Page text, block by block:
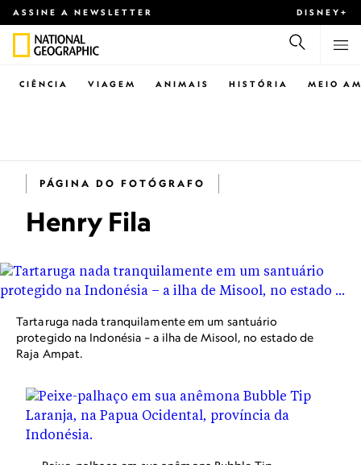
ASSINE A NEWSLETTER DISNEY+
CIÊNCIA VIAGEM ANIMAIS HISTÓRIA MEIO
PÁGINA DO FOTÓGRAFO
Henry Fila
Tartaruga nada tranquilamente em um santuário
protegido na Indonésia – a ilha de Misool, no estado de
Raja Ampat.